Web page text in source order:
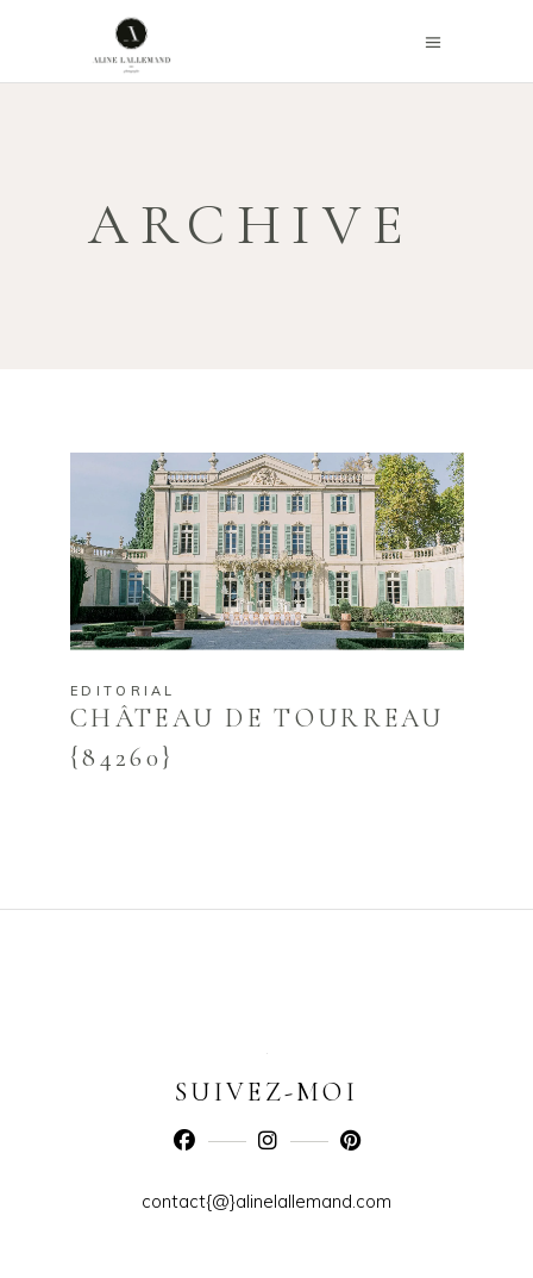
ARCHIVE
EDITORIAL
CHÂTEAU DE TOURREAU
{84260}
SUIVEZ-MOI
contact{@}alinelallemand.com